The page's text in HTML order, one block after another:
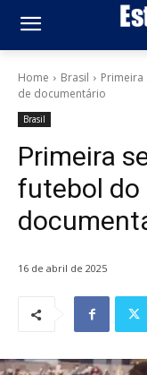
Home Brasil
de documentário
Brasil
Primeira
futebol do
16 de abril de 2025